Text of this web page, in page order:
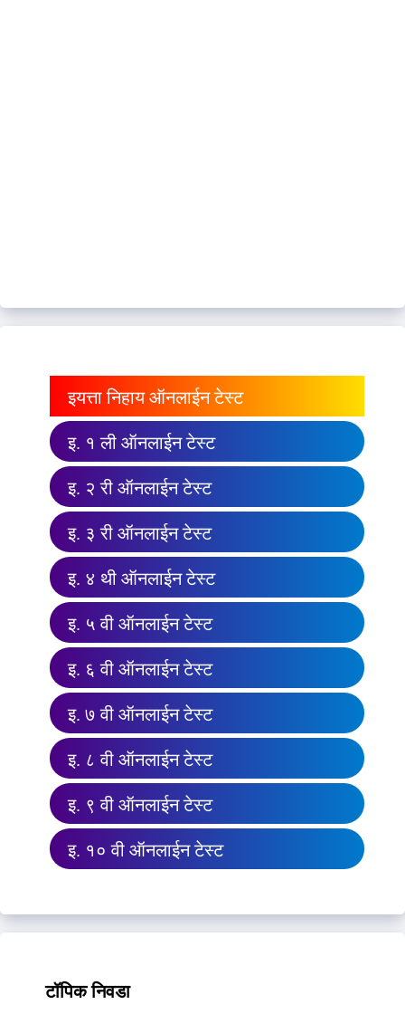
इयत्ता निहाय ऑनलाईन टेस्ट
इ. १ ली ऑनलाईन टेस्ट
इ. २ री ऑनलाईन टेस्ट
इ. ३ री ऑनलाईन टेस्ट
इ. ४ थी ऑनलाईन टेस्ट
इ. ५ वी ऑनलाईन टेस्ट
इ. ६ वी ऑनलाईन टेस्ट
इ. ७ वी ऑनलाईन टेस्ट
इ. ८ वी ऑनलाईन टेस्ट
इ. ९ वी ऑनलाईन टेस्ट
इ. १० वी ऑनलाईन टेस्ट
टॉपिक निवडा